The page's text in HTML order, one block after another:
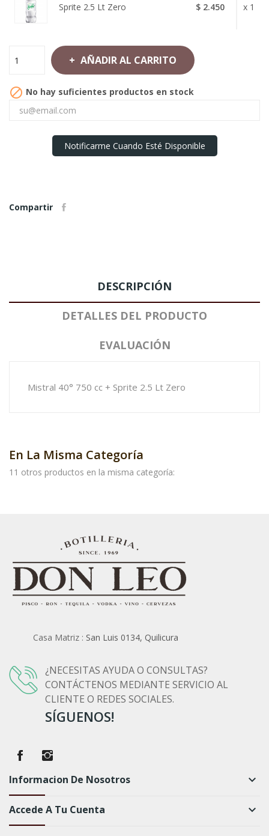
Sprite 2.5 Lt Zero $ 2.450 x 1
AÑADIR AL CARRITO
 No hay suficientes productos en stock
Notificarme Cuando Esté Disponible
Compartir
DESCRIPCIÓN
DETALLES DEL PRODUCTO
EVALUACIÓN
Mistral 40° 750 cc + Sprite 2.5 Lt Zero
En La Misma Categoría
11 otros productos en la misma categoría:
Casa Matriz : San Luis 0134, Quilicura
¿NECESITAS AYUDA O CONSULTAS?
CONTÁCTENOS MEDIANTE SERVICIO AL
CLIENTE O REDES SOCIALES.
SÍGUENOS!
Informacion De Nosotros keyboard_arrow_down
Accede A Tu Cuenta keyboard_arrow_down